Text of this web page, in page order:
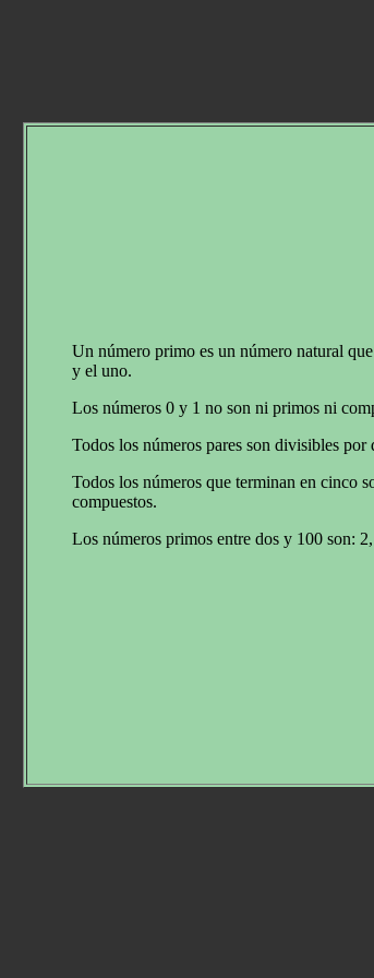
Un número primo es un número natural
y el uno.
Los números 0 y 1 no son ni primos ni
Todos los números pares son divisibles por
Todos los números que terminan en cinco
compuestos.
Los números primos entre dos y 100 son: